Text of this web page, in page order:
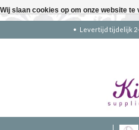
Wij slaan cookies op om onze website